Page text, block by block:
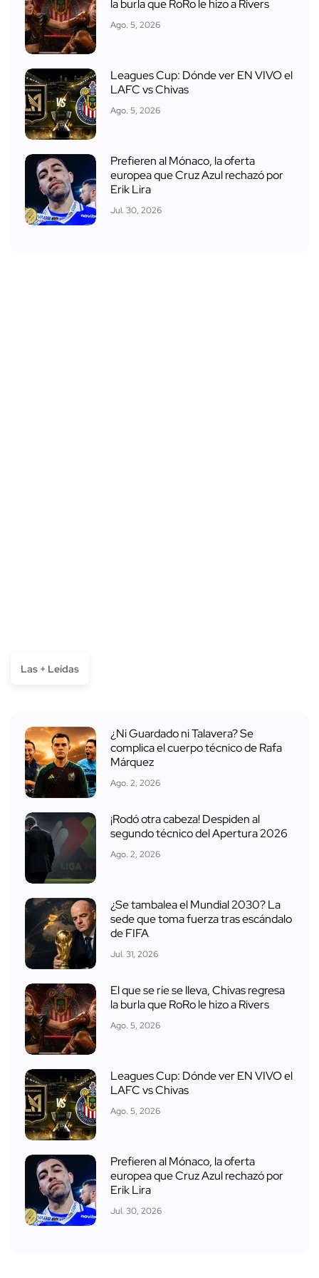
la burla que RoRo le hizo a Rivers
Ago. 5, 2026
Leagues Cup: Dónde ver EN VIVO el
LAFC vs Chivas
Ago. 5, 2026
Prefieren al Mónaco, la oferta
europea que Cruz Azul rechazó por
Erik Lira
Jul. 30, 2026
Las + Leídas
¿Ni Guardado ni Talavera? Se
complica el cuerpo técnico de Rafa
Márquez
Ago. 2, 2026
¡Rodó otra cabeza! Despiden al
segundo técnico del Apertura 2026
Ago. 2, 2026
¿Se tambalea el Mundial 2030? La
sede que toma fuerza tras escándalo
de FIFA
Jul. 31, 2026
El que se ríe se lleva, Chivas regresa
la burla que RoRo le hizo a Rivers
Ago. 5, 2026
Leagues Cup: Dónde ver EN VIVO el
LAFC vs Chivas
Ago. 5, 2026
Prefieren al Mónaco, la oferta
europea que Cruz Azul rechazó por
Erik Lira
Jul. 30, 2026